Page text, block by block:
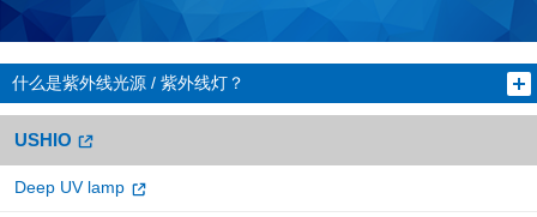
什么是紫外线光源 / 紫外线灯？
USHIO
Deep UV lamp